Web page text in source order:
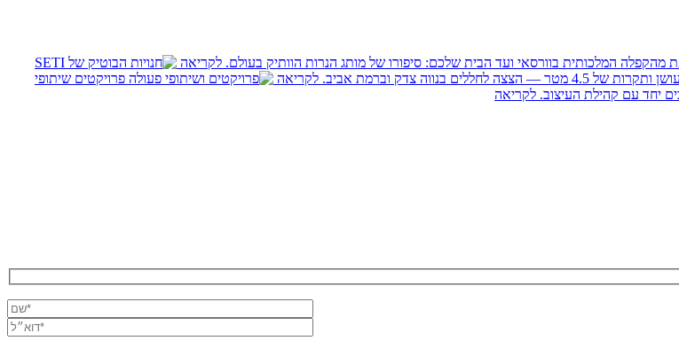
מהקפלה המלכותית בוורסאי ועד הבית שלכם: סיפורו של מותג הנרות הוותיק בעולם. לקריאה
לחללים בנווה צדק וברמת אביב. לקריאה פרויקטים שיתופי
יחד עם קהילת העיצוב. לקריאה